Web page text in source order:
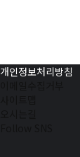
개인정보처리방침